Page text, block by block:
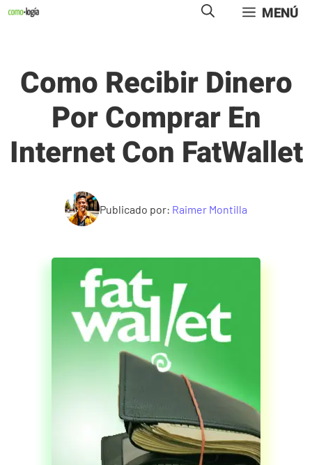
Saltar
MENÚ
Como Recibir Dinero
Por Comprar En
Internet Con FatWallet
Publicado por: Raimer Montilla